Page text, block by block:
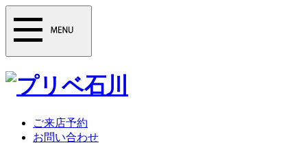
ご来店予約
お問い合わせ